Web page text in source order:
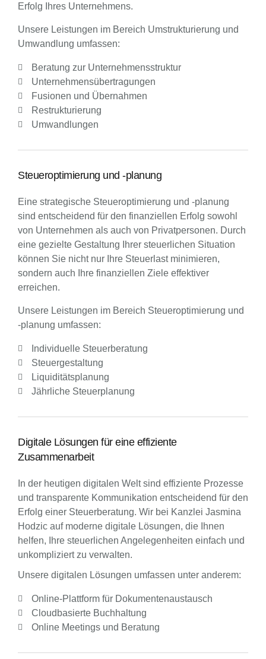
Erfolg Ihres Unternehmens.
Unsere Leistungen im Bereich Umstrukturierung und
Umwandlung umfassen:
Beratung zur Unternehmensstruktur
Unternehmensübertragungen
Fusionen und Übernahmen
Restrukturierung
Umwandlungen
Steueroptimierung und -planung
Eine strategische Steueroptimierung und -planung
sind entscheidend für den finanziellen Erfolg sowohl
von Unternehmen als auch von Privatpersonen. Durch
eine gezielte Gestaltung Ihrer steuerlichen Situation
können Sie nicht nur Ihre Steuerlast minimieren,
sondern auch Ihre finanziellen Ziele effektiver
erreichen.
Unsere Leistungen im Bereich Steueroptimierung und
-planung umfassen:
Individuelle Steuerberatung
Steuergestaltung
Liquiditätsplanung
Jährliche Steuerplanung
Digitale Lösungen für eine effiziente
Zusammenarbeit
In der heutigen digitalen Welt sind effiziente Prozesse
und transparente Kommunikation entscheidend für den
Erfolg einer Steuerberatung. Wir bei Kanzlei Jasmina
Hodzic auf moderne digitale Lösungen, die Ihnen
helfen, Ihre steuerlichen Angelegenheiten einfach und
unkompliziert zu verwalten.
Unsere digitalen Lösungen umfassen unter anderem:
Online-Plattform für Dokumentenaustausch
Cloudbasierte Buchhaltung
Online Meetings und Beratung